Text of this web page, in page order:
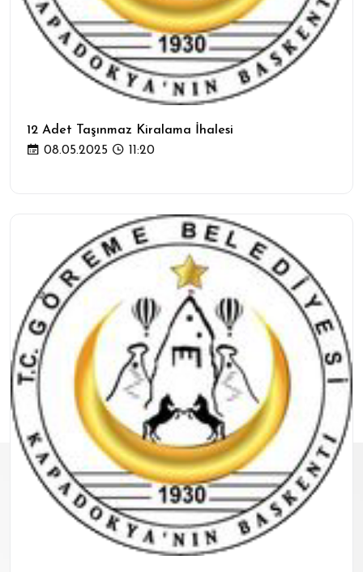
12 Adet Taşınmaz Kiralama İhalesi
08.05.2025
11:20